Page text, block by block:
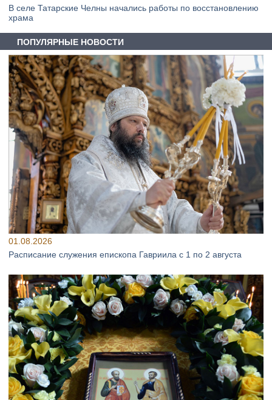
В селе Татарские Челны начались работы по восстановлению
храма
ПОПУЛЯРНЫЕ НОВОСТИ
01.08.2026
Расписание служения епископа Гавриила с 1 по 2 августа